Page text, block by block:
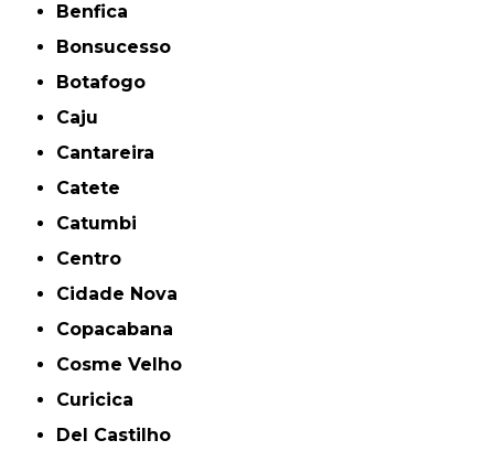
Benfica
Bonsucesso
Botafogo
Caju
Cantareira
Catete
Catumbi
Centro
Cidade Nova
Copacabana
Cosme Velho
Curicica
Del Castilho